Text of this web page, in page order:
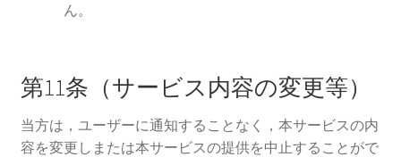
ん。
第11条（サービス内容の変更等）
当方は，ユーザーに通知することなく，本サービスの内
容を変更しまたは本サービスの提供を中止することがで